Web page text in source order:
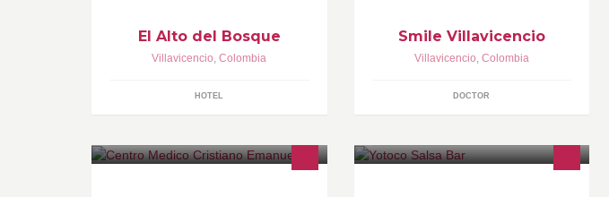
El Alto del Bosque
Villavicencio,Colombia
HOTEL
Smile Villavicencio
Villavicencio, Colombia
DOCTOR